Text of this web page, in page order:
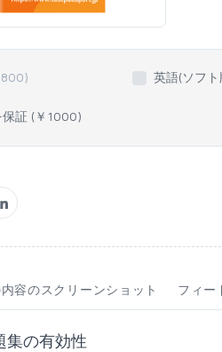
) 英語(ソフト
証 (￥ 1000)
容のスクリーンショット フィー
の有効性